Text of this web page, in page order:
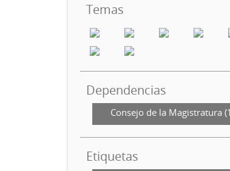
Temas
Dependencias
Consejo de la Magistratura
Etiquetas